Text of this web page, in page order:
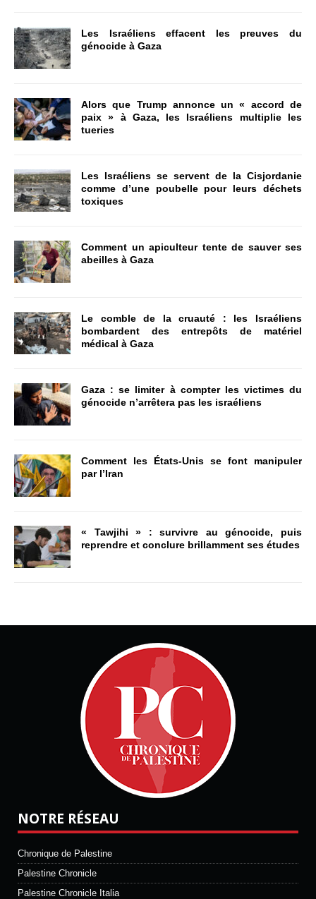
Les Israéliens effacent les preuves du
génocide à Gaza
Alors que Trump annonce un « accord de
paix » à Gaza, les Israéliens multiplie les
tueries
Les Israéliens se servent de la Cisjordanie
comme d’une poubelle pour leurs déchets
toxiques
Comment un apiculteur tente de sauver ses
abeilles à Gaza
Le comble de la cruauté : les Israéliens
bombardent des entrepôts de matériel
médical à Gaza
Gaza : se limiter à compter les victimes du
génocide n’arrêtera pas les israéliens
Comment les États-Unis se font manipuler
par l’Iran
« Tawjihi » : survivre au génocide, puis
reprendre et conclure brillamment ses études
NOTRE RÉSEAU
Chronique de Palestine
Palestine Chronicle
Palestine Chronicle Italia